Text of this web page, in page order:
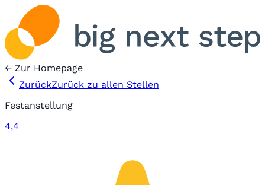
← Zur Homepage
ZurückZurück zu allen Stellen
Festanstellung
4,4